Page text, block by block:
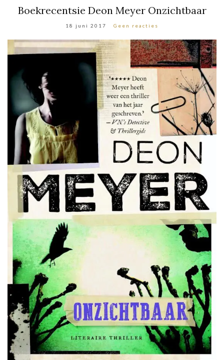
Boekrecentsie Deon Meyer Onzichtbaar
18 juni 2017 Geen reacties